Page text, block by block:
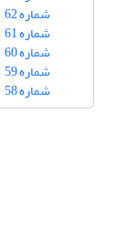
شماره 62
شماره 61
شماره 60
شماره 59
شماره 58